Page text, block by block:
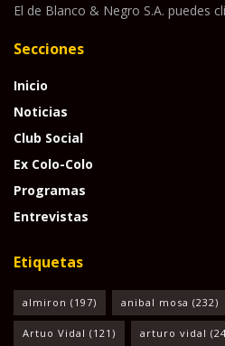
El de Blanco & Negro S.A. puedes
Secciones
Inicio
Noticias
Club Social
Ex Colo-Colo
Programas
Entrevistas
Etiquetas
almiron (197) anibal mosa (232)
Artuo Vidal (121) arturo vidal